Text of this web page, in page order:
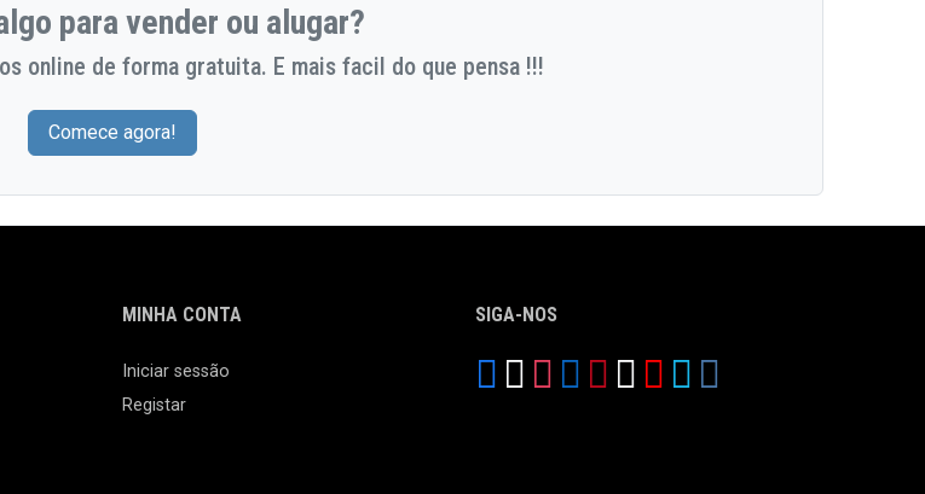
para vender ou alugar?
online de forma gratuita. E mais facil do que pensa !!!
Comece agora!
MINHA CONTA
Iniciar sessão
Registar
SIGA-NOS